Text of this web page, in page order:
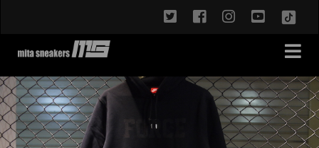
twitterfacebookinstagram